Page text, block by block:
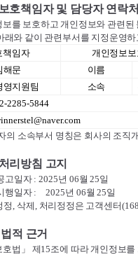
호책임자 및 담당자 연락처
를 보호하고 개인정보와 관련된
래와 같이 관련부서를 지정운영
책임자
개인정보
해문 이름
영지원팀 소속
2285-5844
의 소속부서 명칭은 회사의 조직
리방침 고지
고일자 : 2025년 06월25일
행일자 : 2025년 06월25일
정,삭제, 처리정정은 고객센터
적 근거
호법 」 제15조에 따라 개인정보를